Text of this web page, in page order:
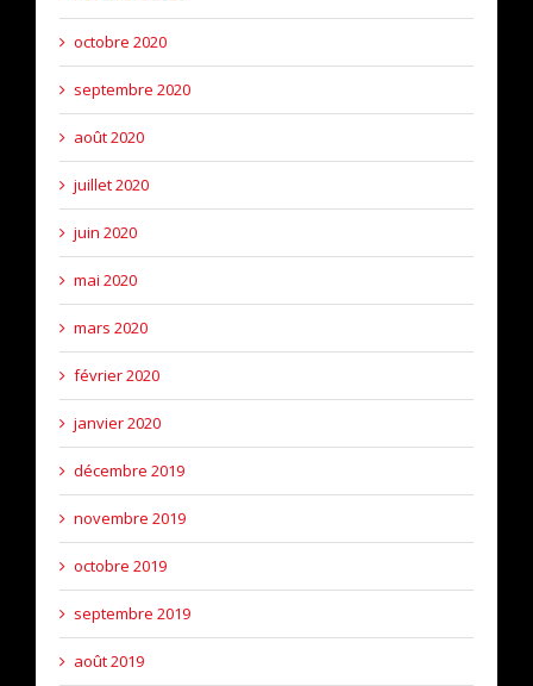
octobre 2020
septembre 2020
août 2020
juillet 2020
juin 2020
mai 2020
mars 2020
février 2020
janvier 2020
décembre 2019
novembre 2019
octobre 2019
septembre 2019
août 2019